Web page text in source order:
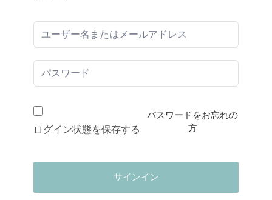
ログイン状態を保存する
パスワードをお忘れの
方
サインイン